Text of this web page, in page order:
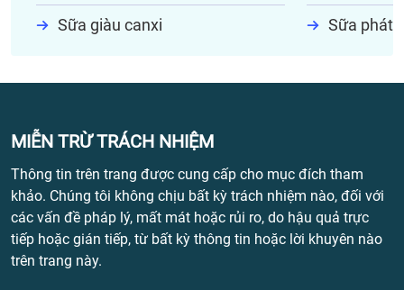
Sữa giàu canxi Sữa phát
MIỄN TRỪ TRÁCH NHIỆM
Thông tin trên trang được cung cấp cho mục đích tham
khảo. Chúng tôi không chịu bất kỳ trách nhiệm nào, đối với
các vấn đề pháp lý, mất mát hoặc rủi ro, do hậu quả trực
tiếp hoặc gián tiếp, từ bất kỳ thông tin hoặc lời khuyên nào
trên trang này.